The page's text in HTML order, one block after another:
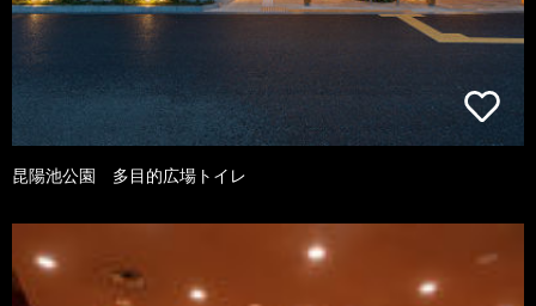
昆陽池公園 多目的広場トイレ